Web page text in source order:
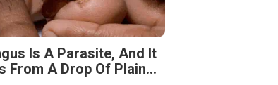
Is A Parasite, And It
From A Drop Of Plain...